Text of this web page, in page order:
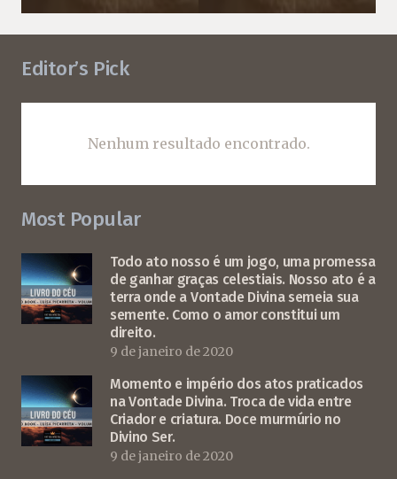
Editor’s Pick
Nenhum resultado encontrado.
Most Popular
Todo ato nosso é um jogo, uma promessa
de ganhar graças celestiais. Nosso ato é a
terra onde a Vontade Divina semeia sua
semente. Como o amor constitui um
direito.
9 de janeiro de 2020
Momento e império dos atos praticados
na Vontade Divina. Troca de vida entre
Criador e criatura. Doce murmúrio no
Divino Ser.
9 de janeiro de 2020